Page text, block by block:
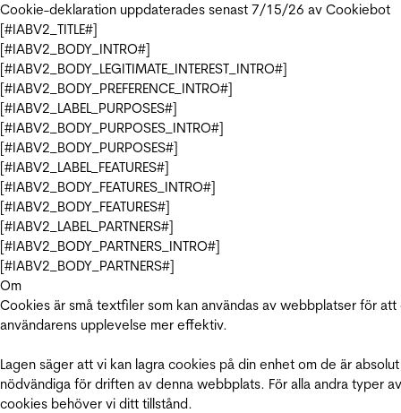
Cookie-deklaration uppdaterades senast 7/15/26 av Cookiebot
[#IABV2_TITLE#]
[#IABV2_BODY_INTRO#]
[#IABV2_BODY_LEGITIMATE_INTEREST_INTRO#]
[#IABV2_BODY_PREFERENCE_INTRO#]
[#IABV2_LABEL_PURPOSES#]
[#IABV2_BODY_PURPOSES_INTRO#]
[#IABV2_BODY_PURPOSES#]
[#IABV2_LABEL_FEATURES#]
[#IABV2_BODY_FEATURES_INTRO#]
[#IABV2_BODY_FEATURES#]
[#IABV2_LABEL_PARTNERS#]
[#IABV2_BODY_PARTNERS_INTRO#]
[#IABV2_BODY_PARTNERS#]
Om
Cookies är små textfiler som kan användas av webbplatser för att
användarens upplevelse mer effektiv.
Lagen säger att vi kan lagra cookies på din enhet om de är absolut
nödvändiga för driften av denna webbplats. För alla andra typer av
cookies behöver vi ditt tillstånd.